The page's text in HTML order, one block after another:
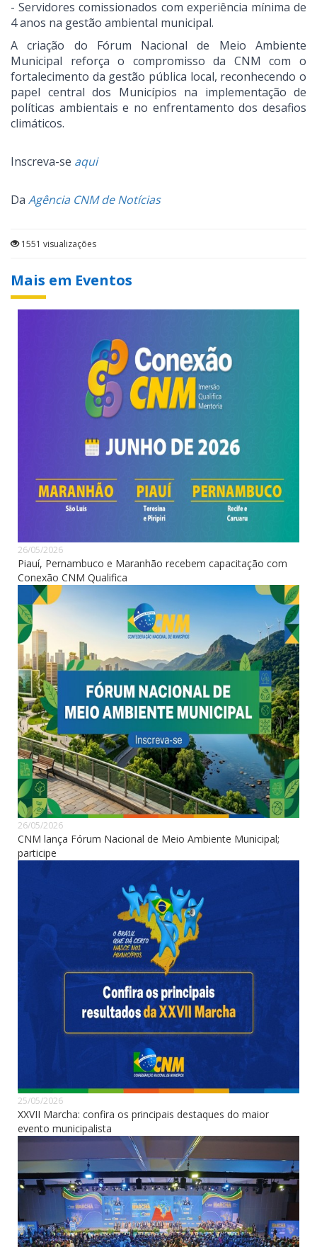
- Servidores comissionados com experiência mínima de
4 anos na gestão ambiental municipal.
A criação do Fórum Nacional de Meio Ambiente
Municipal reforça o compromisso da CNM com o
fortalecimento da gestão pública local, reconhecendo o
papel central dos Municípios na implementação de
políticas ambientais e no enfrentamento dos desafios
climáticos.
Inscreva-se aqui
Da Agência CNM de Notícias
1551 visualizações
Mais em Eventos
26/05/2026
Piauí, Pernambuco e Maranhão recebem capacitação com
Conexão CNM Qualifica
26/05/2026
CNM lança Fórum Nacional de Meio Ambiente Municipal;
participe
25/05/2026
XXVII Marcha: confira os principais destaques do maior
evento municipalista